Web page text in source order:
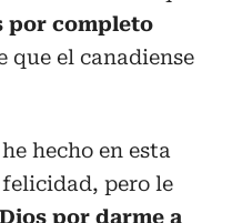
por completo
que el canadiense
hecho en esta
pero le
Dios por darme a